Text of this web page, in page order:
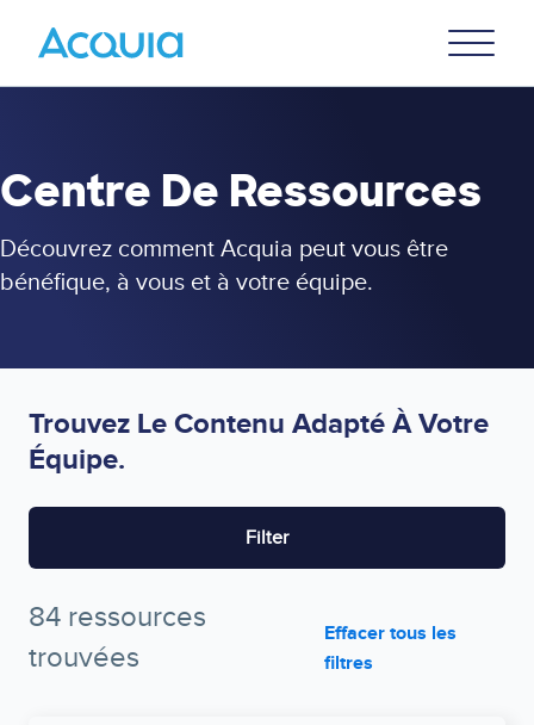
Menu
Centre De Ressources
Découvrez comment Acquia peut vous être
bénéfique, à vous et à votre équipe.
Trouvez Le Contenu Adapté À Votre
Équipe.
Filter
84 ressources
trouvées
Effacer tous les
filtres